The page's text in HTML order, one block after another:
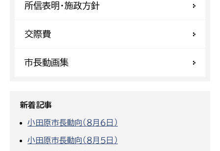
所信表明・施政方針
交際費
市長動画集
新着記事
小田原市長動向（８月６日）
小田原市長動向（８月５日）